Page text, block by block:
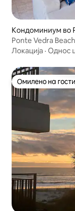
Кондоминиум во
Ponte Vedra
Локација · Однос
Омилено на
Омилено на